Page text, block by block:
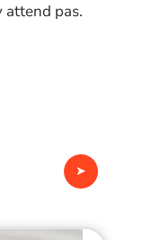
attend pas.